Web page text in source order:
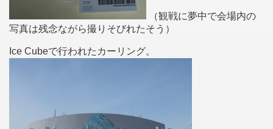
（観戦に夢中で会場内の
写真は残念ながら撮りそびれたそう）
Ice Cubeで行われたカーリング。